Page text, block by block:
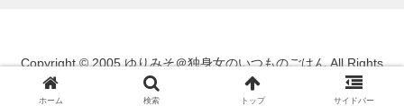
Copyright © 2005 ゆりみそ＠独身女のいつものごはん All Rights
ホーム 検索 トップ サイドバー